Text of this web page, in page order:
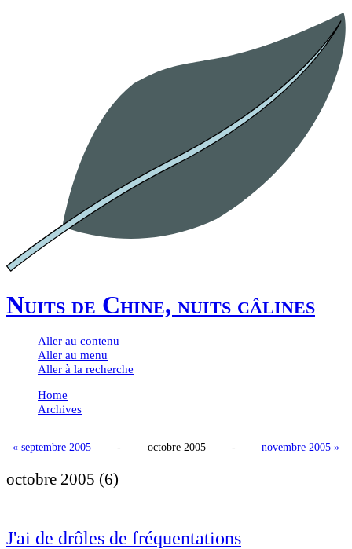
Nuits de Chine, nuits câlines
Aller au contenu
Aller au menu
Aller à la recherche
Home
Archives
« septembre 2005 - octobre 2005 - novembre 2005 »
octobre 2005 (6)
J'ai de drôles de fréquentations